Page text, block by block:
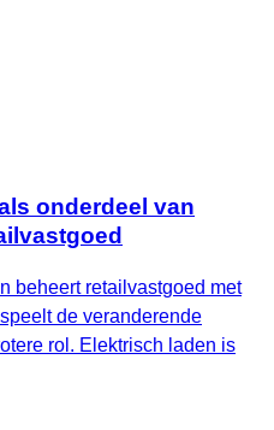
onderdeel van
beheert retailvastgoed met
de veranderende
rol. Elektrisch laden is